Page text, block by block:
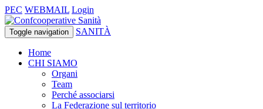
PEC WEBMAIL Login
Toggle navigation SANITÀ
Home
CHI SIAMO
Organi
Team
Perché associarsi
La Federazione sul territorio